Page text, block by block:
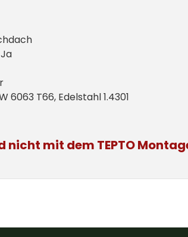
6063 T66, Edelstahl 1.4301
nicht mit dem TEPTO